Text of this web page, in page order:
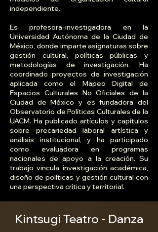
independiente.
Es profesora-investigadora en la
Universidad Autónoma de la Ciudad de
México, donde imparte asignaturas sobre
gestión cultural, políticas públicas y
metodologías de investigación. Ha
coordinado proyectos de investigación
aplicada como el Mapeo Digital de
Espacios Culturales No Oficiales de la
Ciudad de México y es fundadora del
Observatorio de Políticas Culturales de la
UACM. Ha publicado artículos y capítulos
sobre precariedad laboral artística y
análisis institucional, y ha participado
como evaluadora en programas
nacionales de apoyo a la creación. Su
trabajo vincula investigación académica,
diseño de políticas y gestión cultural con
una perspectiva crítica y territorial.
Kintsugi Teatro - Danza